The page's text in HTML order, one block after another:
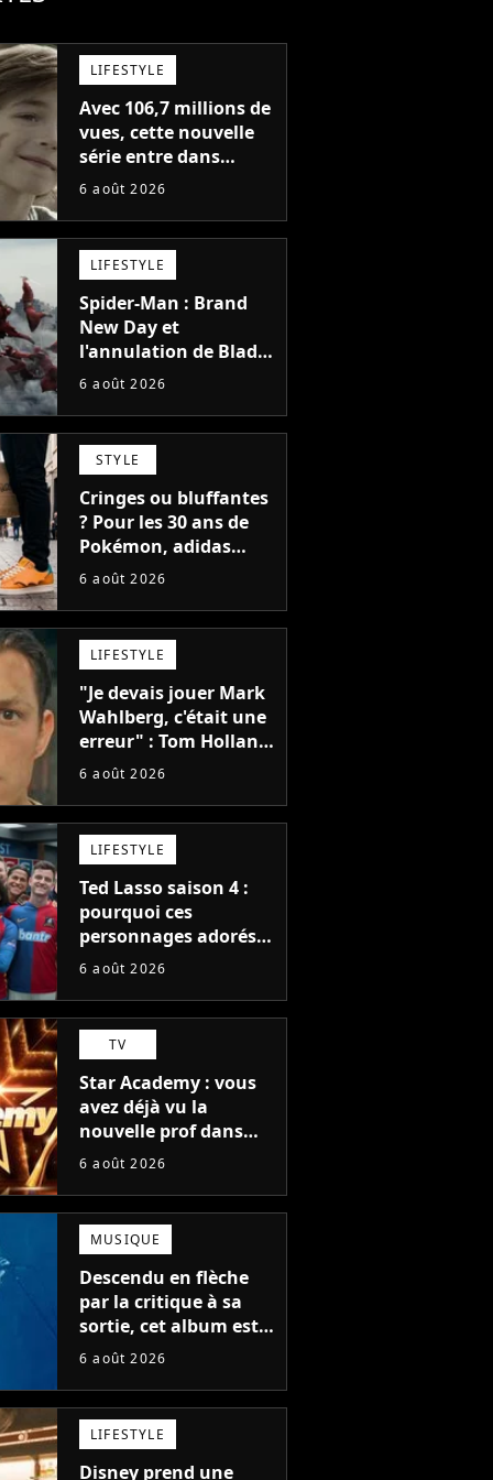
LIFESTYLE
Avec 106,7 millions de
vues, cette nouvelle
série entre dans
l'histoire de Netflix en
6 août 2026
LIFESTYLE
Spider-Man : Brand
New Day et
l'annulation de Blade
montrent que Marvel
faire quoi que ce soit
de simple
6 août 2026
STYLE
Cringes ou bluffantes
? Pour les 30 ans de
Pokémon, adidas
dévoile une énorme
et je ne sais pas quoi
en penser
6 août 2026
LIFESTYLE
"Je devais jouer Mark
Wahlberg, c'était une
erreur" : Tom Holland,
la star de Spider-Man,
blockbuster
6 août 2026
LIFESTYLE
Ted Lasso saison 4 :
pourquoi ces
personnages adorés
des fans ne sont pas
6 août 2026
TV
Star Academy : vous
avez déjà vu la
nouvelle prof dans
The Voice et aux
6 août 2026
MUSIQUE
Descendu en flèche
par la critique à sa
sortie, cet album est
en train de devenir le
auteur
6 août 2026
LIFESTYLE
Disney prend une